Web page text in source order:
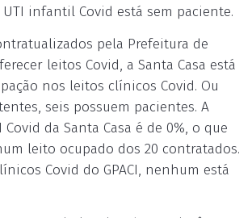
infantil Covid está sem paciente.
pela Prefeitura de
leitos Covid, a Santa Casa está
nos leitos clínicos Covid. Ou
seis possuem pacientes. A
Covid da Santa Casa é de 0%, o que
leito ocupado dos 20 contratados.
Covid do GPACI, nenhum está